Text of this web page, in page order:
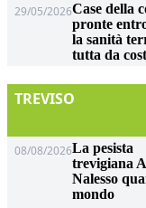
29/05/2026Case della
pronte
la sanità
tutta da
TREVISO
08/08/2026La pesista
trevigiana
Nalesso
mondo